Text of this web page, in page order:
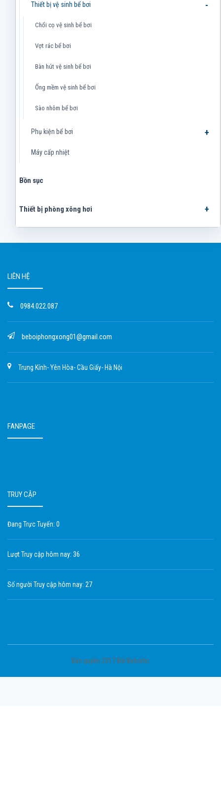
Thiết bị vệ sinh bể bơi
Chổi cọ vệ sinh bể bơi
Vợt rác bể bơi
Bàn hút vệ sinh bể bơi
Ống mềm vệ sinh bể bơi
Sào nhôm bể bơi
Phụ kiện bể bơi
Máy cấp nhiệt
Bồn sục
Thiết bị phòng xông hơi
LIÊN HỆ
0984.022.087
beboiphongxong01@gmail.com
Trung Kính- Yên Hòa- Cầu Giấy- Hà Nội
FANPAGE
TRUY CẬP
Đang Trực Tuyến: 0
Lượt Truy cập hôm nay: 36
Số người Truy cập hôm nay: 27
Bản quyền 2017 Bới Beboihc